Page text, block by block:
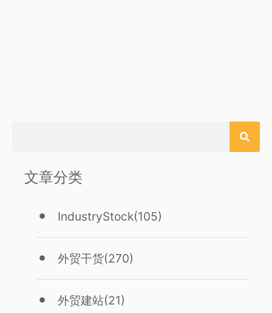
文章分类
IndustryStock(105)
外贸干货(270)
外贸建站(21)